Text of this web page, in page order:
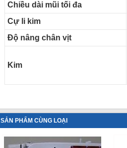
Chiều dài mũi tối đa
Cự li kim
Độ nâng chân vịt
Kim
SẢN PHẨM CÙNG LOẠI